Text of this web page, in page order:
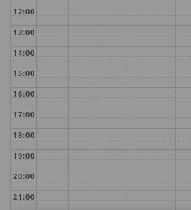
12:00
13:00
14:00
15:00
16:00
17:00
18:00
19:00
20:00
21:00